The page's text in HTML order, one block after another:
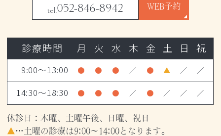
tel.052-846-8942 WEB予約
診療時間 月 火 水 木 金 土 日 祝
9:00～13:00 ● ● ● ／ ● ▲ ／ ／
14:30～18:30 ● ● ● ／ ● ／ ／ ／
休診日：木曜、土曜午後、日曜、祝日
▲…土曜の診療は9:00～14:00となります。